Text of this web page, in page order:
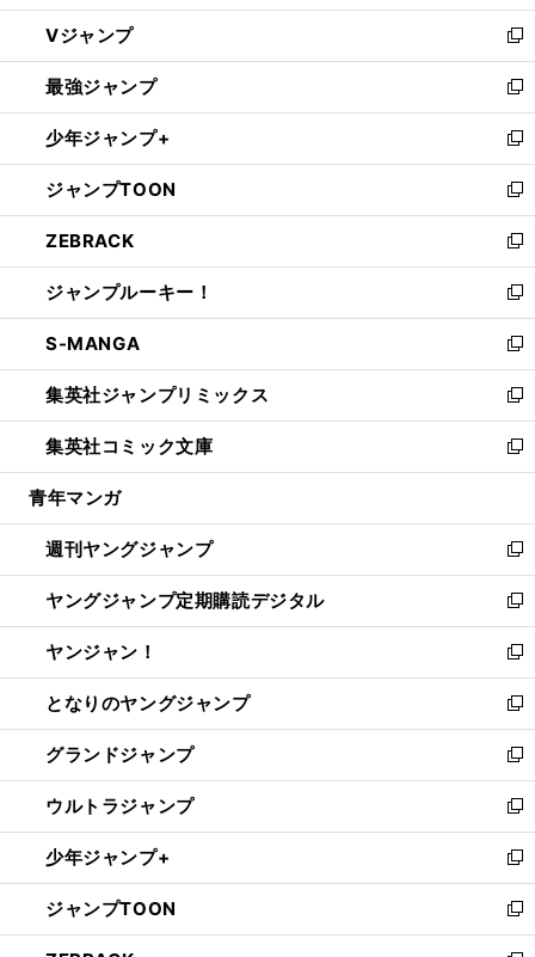
ウ
ィ
ン
ド
ウ
で
開
く
し
い
ウ
ィ
ン
ド
ウ
で
開
く
Vジャンプ
新
し
い
ウ
ィ
ン
ド
ウ
で
開
く
最強ジャンプ
新
し
い
ウ
ィ
ン
ド
ウ
で
開
く
少年ジャンプ+
新
し
い
ウ
ィ
ン
ド
ウ
で
開
く
ジャンプTOON
新
し
い
ウ
ィ
ン
ド
ウ
で
開
く
ZEBRACK
新
し
い
ウ
ィ
ン
ド
ウ
で
開
ジャンプルーキー！
新
し
い
ウ
ィ
ン
ド
ウ
開
く
S-MANGA
新
し
い
ウ
ィ
ン
ウ
で
開
く
集英社ジャンプリミックス
新
し
い
ウ
ン
ド
ウ
で
開
く
集英社コミック文庫
新
し
ウ
ィ
ン
ド
ウ
で
開
く
青年マンガ
週刊ヤングジャンプ
新
し
い
ウ
ィ
ン
ド
ウ
で
開
く
ヤングジャンプ定期購読デジタル
新
し
い
ウ
ィ
ン
ド
ウ
で
開
く
ヤンジャン！
新
し
い
ウ
ィ
ン
ド
ウ
で
開
く
となりのヤングジャンプ
新
し
い
ウ
ィ
ン
ド
ウ
で
開
グランドジャンプ
新
し
い
ウ
ィ
ン
ド
ウ
ウルトラジャンプ
新
し
い
ウ
ィ
ン
少年ジャンプ+
新
し
い
ウ
ジャンプTOON
新
し